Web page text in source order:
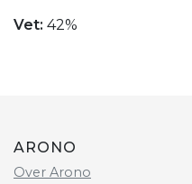
Vet: 42%
ARONO
Over Arono